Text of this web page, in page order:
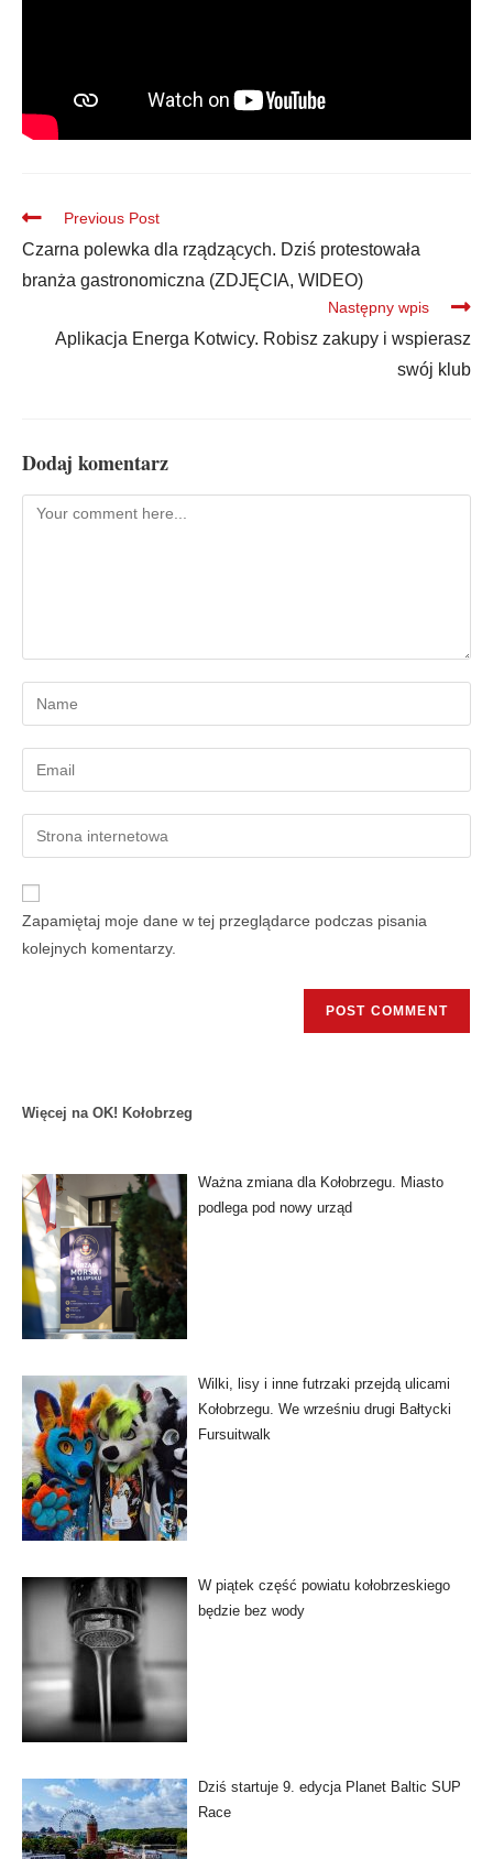
Previous Post
Czarna polewka dla rządzących. Dziś protestowała
branża gastronomiczna (ZDJĘCIA, WIDEO)
Następny wpis
Aplikacja Energa Kotwicy. Robisz zakupy i wspierasz
swój klub
Dodaj komentarz
Zapamiętaj moje dane w tej przeglądarce podczas pisania
kolejnych komentarzy.
Więcej na OK! Kołobrzeg
Ważna zmiana dla Kołobrzegu. Miasto
podlega pod nowy urząd
Wilki, lisy i inne futrzaki przejdą ulicami
Kołobrzegu. We wrześniu drugi Bałtycki
Fursuitwalk
W piątek część powiatu kołobrzeskiego
będzie bez wody
Dziś startuje 9. edycja Planet Baltic SUP
Race